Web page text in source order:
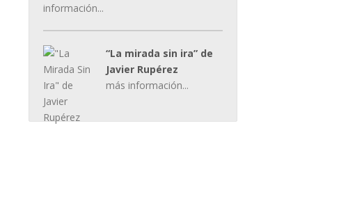
información...
“La mirada sin ira” de
Javier Rupérez
más información...